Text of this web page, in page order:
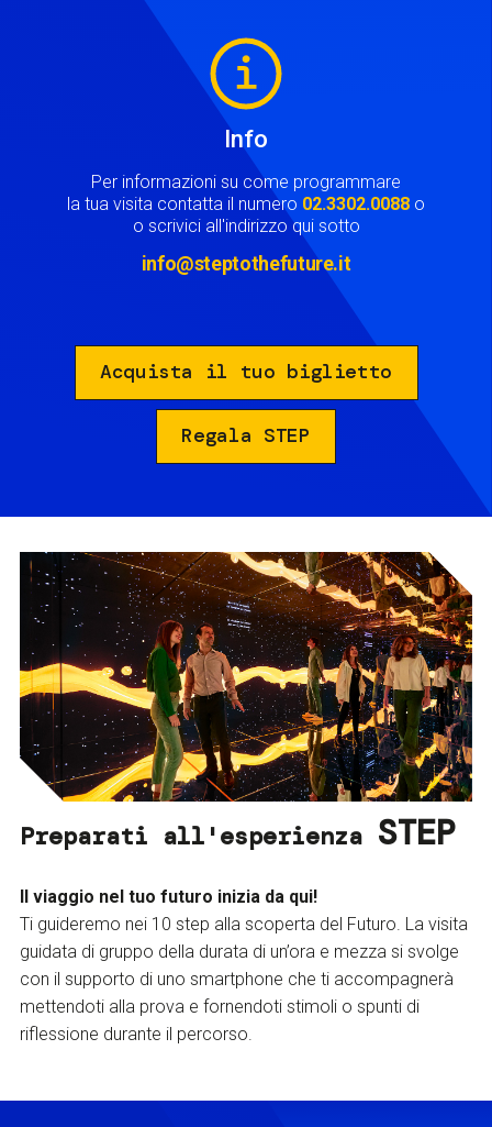
Info
Per informazioni su come programmare
la tua visita contatta il numero 02.3302.0088 o
o scrivici all'indirizzo qui sotto
info@steptothefuture.it
Acquista il tuo biglietto
Regala STEP
Preparati all'esperienza STEP
Il viaggio nel tuo futuro inizia da qui!
Ti guideremo nei 10 step alla scoperta del Futuro. La visita
guidata di gruppo della durata di un’ora e mezza si svolge
con il supporto di uno smartphone che ti accompagnerà
mettendoti alla prova e fornendoti stimoli o spunti di
riflessione durante il percorso.